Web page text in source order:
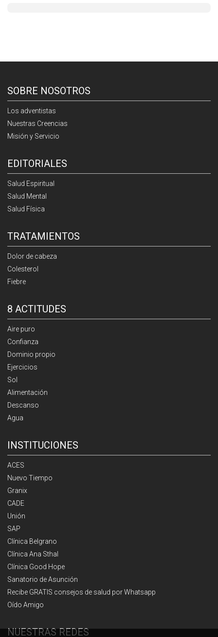
SOBRE NOSOTROS
Los adventistas
Nuestras Creencias
Misión y Servicio
EDITORIALES
Salud Espiritual
Salud Mental
Salud Física
TRATAMIENTOS
Dolor de cabeza
Colesterol
Fiebre
8 ACTITUDES
Aire puro
Confianza
Dominio propio
Ejercicios
Sol
Alimentación
Descanso
Agua
INSTITUCIONES
ACES
Nuevo Tiempo
Granix
CADE
Unión
SAP
Clínica Belgrano
Clínica Ana Sthal
Clínica Good Hope
Sanatorio de Asunción
Recibe GRATIS consejos de salud por Whatsapp
Oído Amigo
NUESTRAS REDES